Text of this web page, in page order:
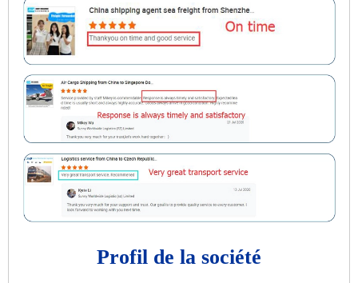
Profil de la société